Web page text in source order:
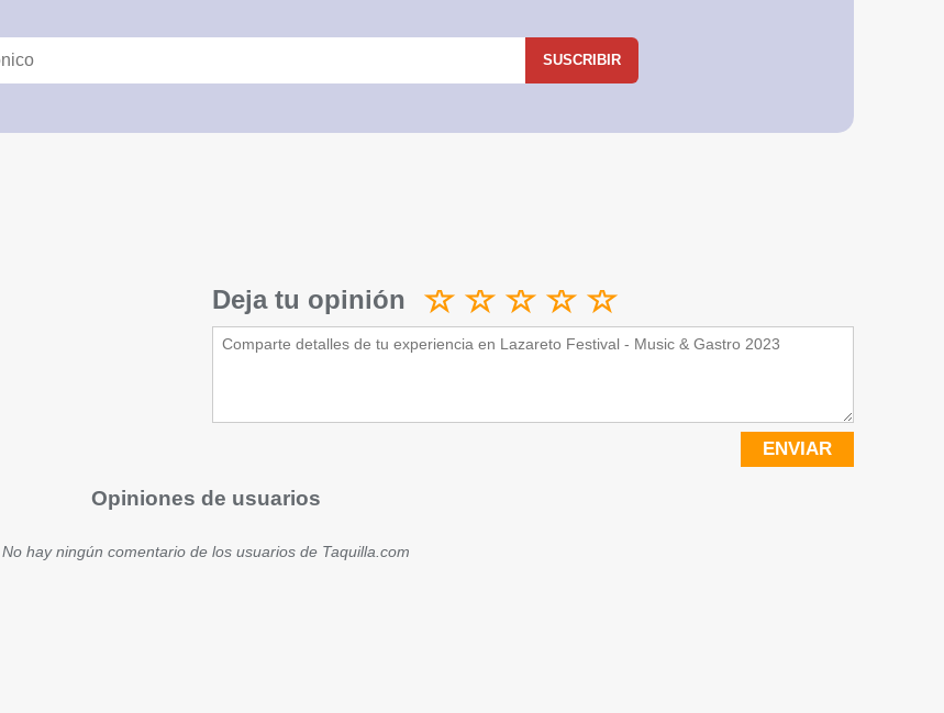
SUSCRIBIR
Deja tu opinión
ENVIAR
Opiniones de usuarios
No hay ningún comentario de los usuarios de Taquilla.com